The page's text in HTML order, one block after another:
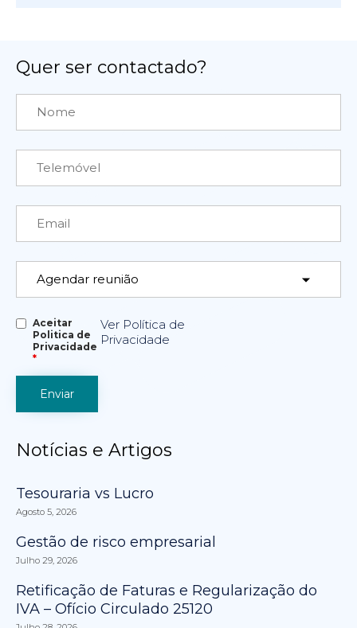
Quer ser contactado?
Aceitar
Politica de
Privacidade
*
Ver Política de
Privacidade
Notícias e Artigos
Tesouraria vs Lucro
Agosto 5, 2026
Gestão de risco empresarial
Julho 29, 2026
Retificação de Faturas e Regularização do
IVA – Ofício Circulado 25120